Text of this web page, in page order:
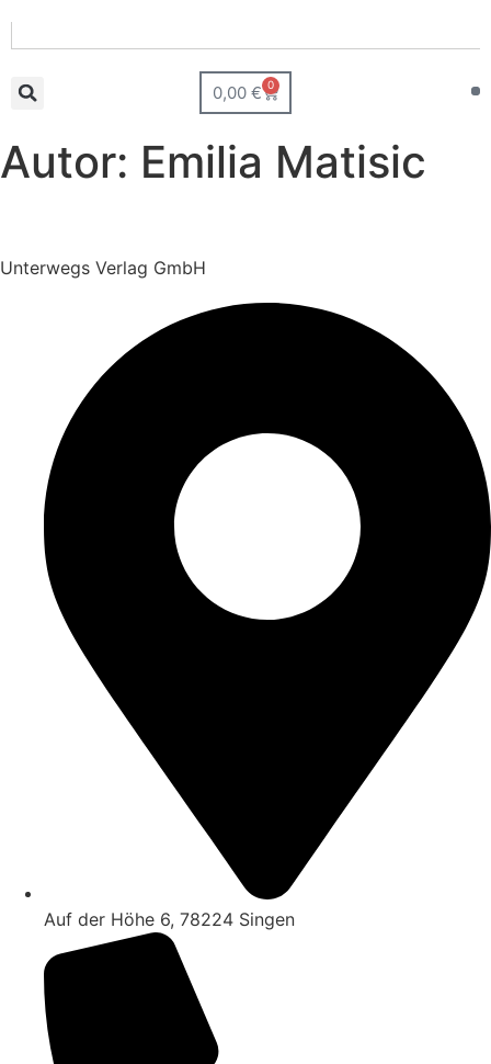
0,00 € 0
Autor: Emilia Matisic
Unterwegs Verlag GmbH
Auf der Höhe 6, 78224 Singen